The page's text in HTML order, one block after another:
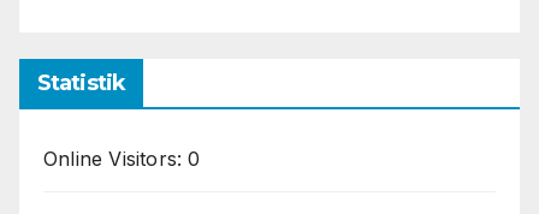
Statistik
Online Visitors:0